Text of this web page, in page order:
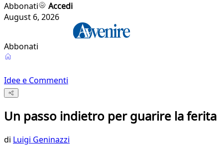
Abbonati
Accedi
August 6, 2026
Abbonati
Idee e Commenti
Un passo indietro per guarire la ferita
di Luigi Geninazzi